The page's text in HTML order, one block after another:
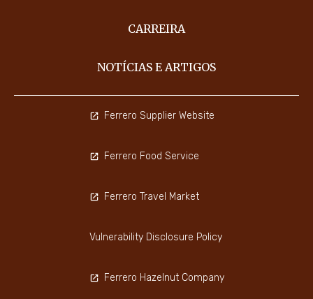
CARREIRA
NOTÍCIAS E ARTIGOS
Ferrero Supplier Website
Ferrero Food Service
Ferrero Travel Market
Vulnerability Disclosure Policy
Ferrero Hazelnut Company